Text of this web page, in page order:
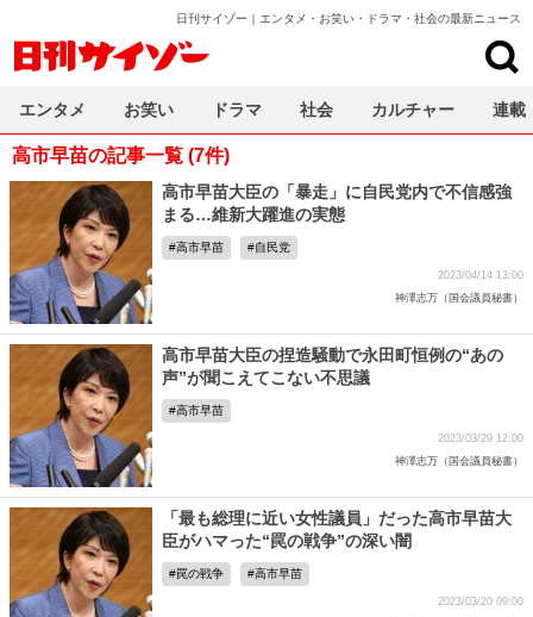
日刊サイゾー｜エンタメ・お笑い・ドラマ・社会の最新ニュース
高市早苗の記事一覧 (7件)
高市早苗大臣の「暴走」に自民党内で不信感強
まる…維新大躍進の実態
高市早苗 自民党
2023/04/14 13:00
神澤志万（国会議員秘書）
高市早苗大臣の捏造騒動で永田町恒例の“あの
声”が聞こえてこない不思議
高市早苗
2023/03/29 12:00
神澤志万（国会議員秘書）
「最も総理に近い女性議員」だった高市早苗大
臣がハマった“罠の戦争”の深い闇
罠の戦争 高市早苗
2023/03/20 09:00
エンタメ お笑い ドラマ 社会 カルチャー 連載